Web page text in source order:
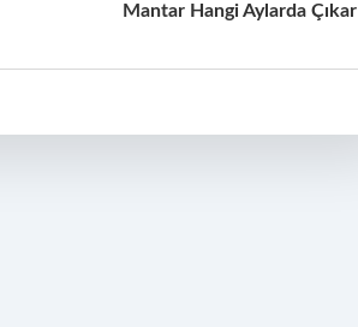
Mantar Hangi Aylarda Çıkar